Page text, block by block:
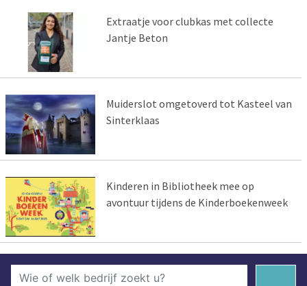
Extraatje voor clubkas met collecte
Jantje Beton
Muiderslot omgetoverd tot Kasteel van
Sinterklaas
Kinderen in Bibliotheek mee op
avontuur tijdens de Kinderboekenweek